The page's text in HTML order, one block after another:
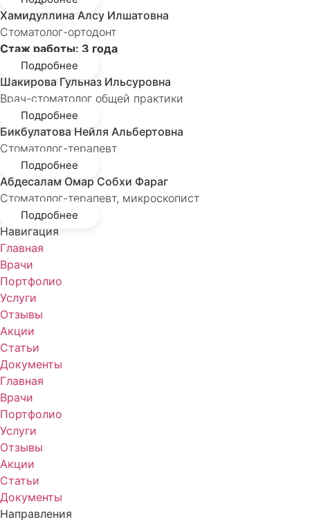
Хамидуллина Алсу Илшатовна
Стоматолог-ортодонт
Стаж работы: 3 года
Подробнее
Шакирова Гульназ Ильсуровна
Врач-стоматолог общей практики
Подробнее
Бикбулатова Нейля Альбертовна
Стоматолог-терапевт
Подробнее
Абдесалам Омар Собхи Фараг
Стоматолог-терапевт, микроскопист
Подробнее
Навигация
Главная
Врачи
Портфолио
Услуги
Отзывы
Акции
Статьи
Документы
Главная
Врачи
Портфолио
Услуги
Отзывы
Акции
Статьи
Документы
Направления